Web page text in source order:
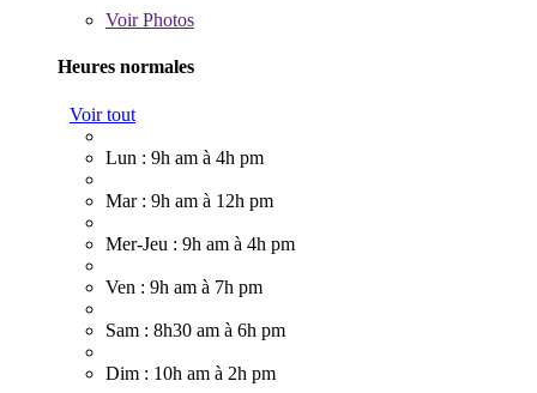
VoirPhotos
Heures normales
Voir tout
Lun : 9h am à 4h pm
Mar : 9h am à 12h pm
Mer-Jeu : 9h am à 4h pm
Ven : 9h am à 7h pm
Sam : 8h30 am à 6h pm
Dim : 10h am à 2h pm